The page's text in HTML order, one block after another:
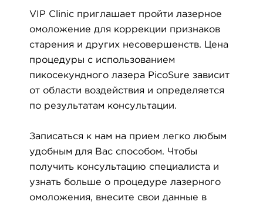
VIP Clinic приглашает пройти лазерное
омоложение для коррекции признаков
старения и других несовершенств. Цена
процедуры с использованием
пикосекундного лазера PicoSure зависит
от области воздействия и определяется
по результатам консультации.
Записаться к нам на прием легко любым
удобным для Вас способом. Чтобы
получить консультацию специалиста и
узнать больше о процедуре лазерного
омоложения, внесите свои данные в